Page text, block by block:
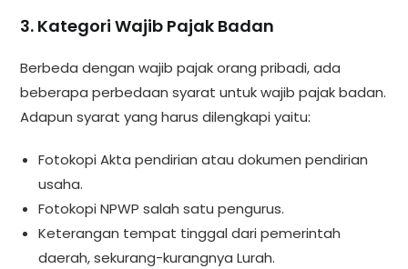
3. Kategori Wajib Pajak Badan
Berbeda dengan wajib pajak orang pribadi, ada
beberapa perbedaan syarat untuk wajib pajak badan.
Adapun syarat yang harus dilengkapi yaitu:
Fotokopi Akta pendirian atau dokumen pendirian
usaha.
Fotokopi NPWP salah satu pengurus.
Keterangan tempat tinggal dari pemerintah
daerah, sekurang-kurangnya Lurah.